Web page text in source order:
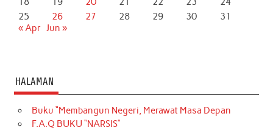
25
26 27 28 29 30
31
« Apr Jun »
HALAMAN
Buku “Membangun Negeri, Merawat Masa Depan
F.A.Q BUKU “NARSIS”